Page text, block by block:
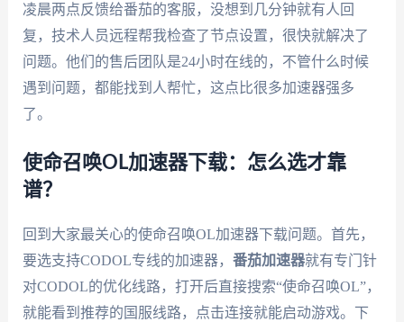
凌晨两点反馈给番茄的客服，没想到几分钟就有人回
复，技术人员远程帮我检查了节点设置，很快就解决了
问题。他们的售后团队是24小时在线的，不管什么时候
遇到问题，都能找到人帮忙，这点比很多加速器强多
了。
使命召唤OL加速器下载：怎么选才靠
谱？
回到大家最关心的使命召唤OL加速器下载问题。首先，
要选支持CODOL专线的加速器， 番茄加速器就有专门针
对CODOL的优化线路，打开后直接搜索“使命召唤OL”，
就能看到推荐的国服线路，点击连接就能启动游戏。下